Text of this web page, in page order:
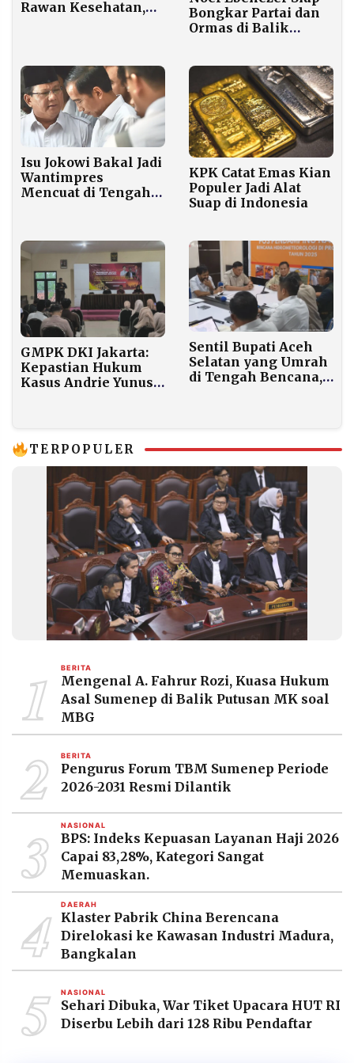
Rawan Kesehatan,
Bongkar Partai dan
Ormas di Balik
Isu Jokowi Bakal Jadi
Wantimpres
Mencuat di Tengah
KPK Catat Emas Kian
Populer Jadi Alat
Suap di Indonesia
GMPK DKI Jakarta:
Kepastian Hukum
Kasus Andrie Yunus
Sentil Bupati Aceh
Selatan yang Umrah
di Tengah Bencana,
TERPOPULER
1 BERITA
Mengenal A. Fahrur Rozi, Kuasa Hukum
Asal Sumenep di Balik Putusan MK soal
MBG
2 BERITA
Pengurus Forum TBM Sumenep Periode
2026-2031 Resmi Dilantik
3 NASIONAL
BPS: Indeks Kepuasan Layanan Haji 2026
Capai 83,28%, Kategori Sangat
Memuaskan.
4 DAERAH
Klaster Pabrik China Berencana
Direlokasi ke Kawasan Industri Madura,
Bangkalan
5 NASIONAL
Sehari Dibuka, War Tiket Upacara HUT RI
Diserbu Lebih dari 128 Ribu Pendaftar